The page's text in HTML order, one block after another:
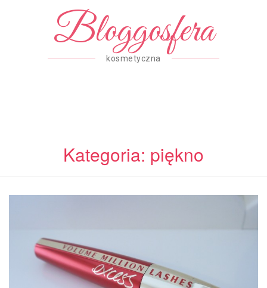
Bloggosfera
kosmetyczna
Kategoria: piękno